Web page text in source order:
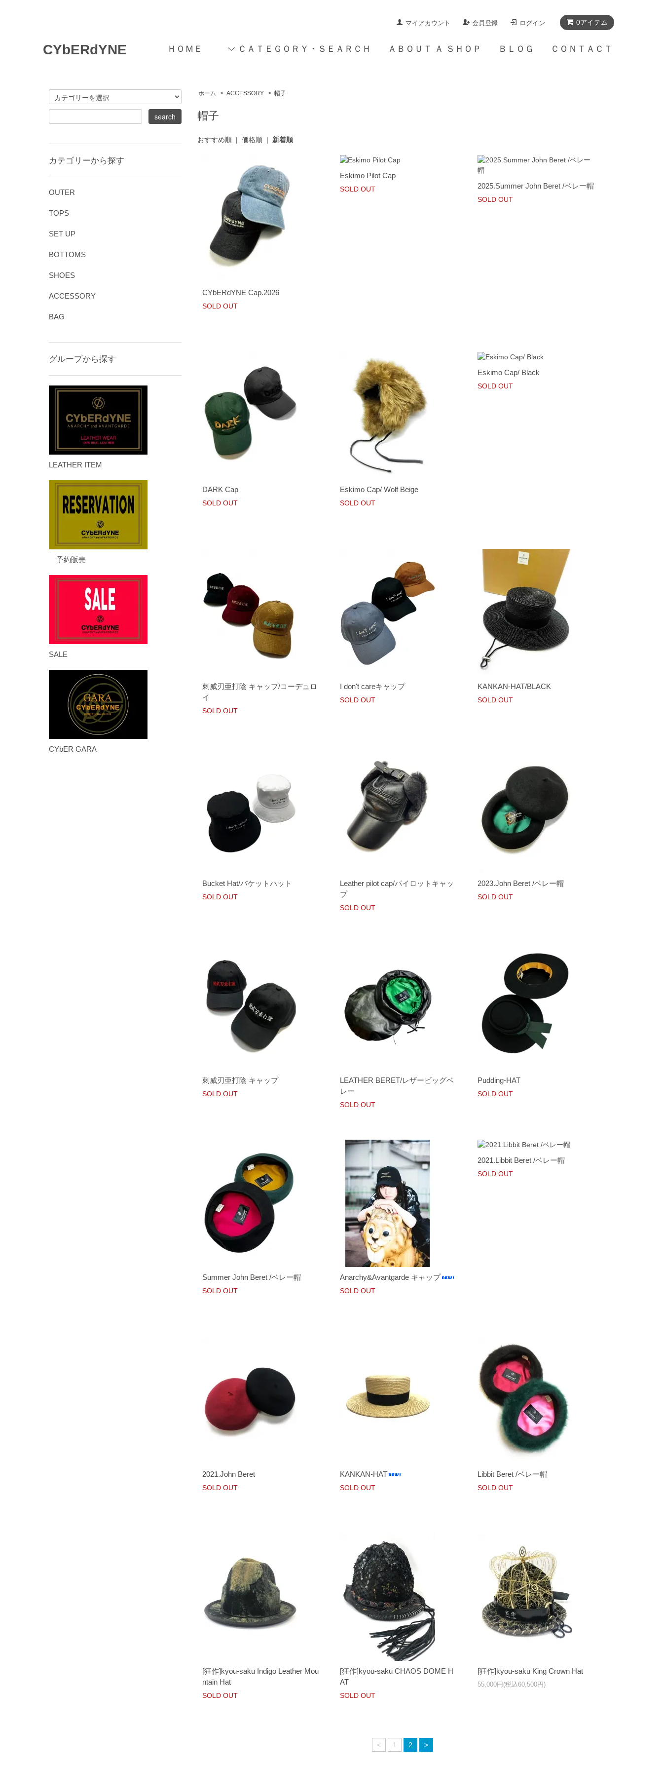
0アイテム
マイアカウント 会員登録 ログイン
ＨＯＭＥ ＣＡＴＥＧＯＲＹ・ＳＥＡＲＣＨ ＡＢＯＵＴ Ａ ＳＨＯＰ ＢＬＯＧ ＣＯＮＴＡＣＴ
CYbERdYNE
ホーム > ACCESSORY > 帽子
帽子
おすすめ順| 価格順| 新着順
CYbERdYNE Cap.2026
SOLD OUT
Eskimo Pilot Cap
SOLD OUT 2025.Summer John Beret /ベレー帽
SOLD OUT
DARK Cap
SOLD OUT
Eskimo Cap/ Wolf Beige
SOLD OUT
Eskimo Cap/ Black
SOLD OUT
刺威刃亜打陰 キャップ/コーデュロ
イ
SOLD OUT
I don't careキャップ
SOLD OUT
KANKAN-HAT/BLACK
SOLD OUT
Bucket Hat/バケットハット
SOLD OUT
Leather pilot cap/パイロットキャッ
プ
SOLD OUT
2023.John Beret /ベレー帽
SOLD OUT
刺威刃亜打陰 キャップ
SOLD OUT
LEATHER BERET/レザービッグベ
レー
SOLD OUT
Pudding-HAT
SOLD OUT
Summer John Beret /ベレー帽
SOLD OUT
Anarchy&Avantgarde キャップ
SOLD OUT
2021.Libbit Beret /ベレー帽
SOLD OUT
2021.John Beret
SOLD OUT
KANKAN-HAT
SOLD OUT
Libbit Beret /ベレー帽
SOLD OUT
[狂作]kyou-saku Indigo Leather Mou
ntain Hat
SOLD OUT
[狂作]kyou-saku CHAOS DOME H
AT
SOLD OUT
[狂作]kyou-saku King Crown Hat
55,000円(税込60,500円)
< 1 2 >
カテゴリーから探す
OUTER
TOPS
SET UP
BOTTOMS
SHOES
ACCESSORY
BAG
グループから探す
LEATHER ITEM
予約販売
SALE
CYbER GARA